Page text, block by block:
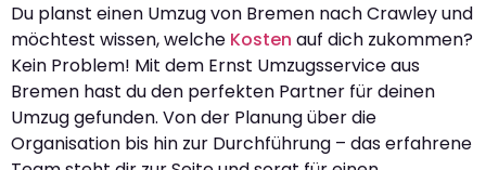
Du planst einen Umzug von Bremen nach Crawley und
möchtest wissen, welche Kosten auf dich zukommen?
Kein Problem! Mit dem Ernst Umzugsservice aus
Bremen hast du den perfekten Partner für deinen
Umzug gefunden. Von der Planung über die
Organisation bis hin zur Durchführung – das erfahrene